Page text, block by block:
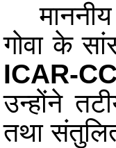
माननीय
गोवा के
ICAR-
उन्होंने
तथा